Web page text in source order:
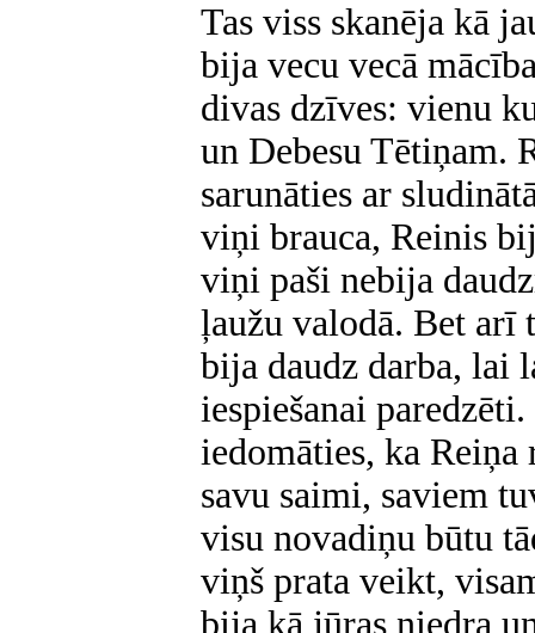
Tas viss skanēja kā
bija vecu vecā
divas dzīves: vienu
un Debesu Tētiņam.
sarunāties ar
viņi brauca, Reinis
viņi paši nebija
ļaužu valodā. Bet arī
bija daudz darba, lai
iespiešanai
iedomāties, ka Reiņa
savu saimi, saviem
visu novadiņu būtu
viņš prata veikt,
bija kā jūras niedra